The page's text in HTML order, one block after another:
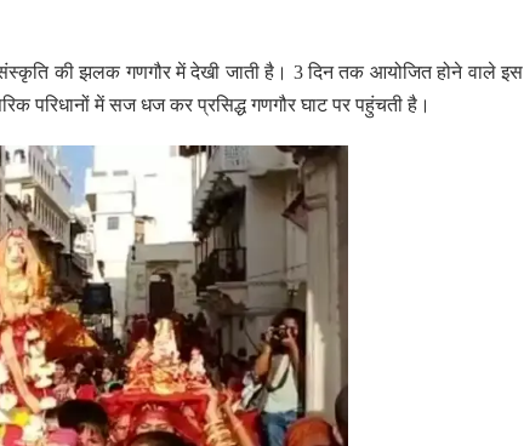
की झलक गणगौर में देखी जाती है। 3 दिन तक आयोजित होने वाले इस
परिधानों में सज धज कर प्रसिद्ध गणगौर घाट पर पहुंचती है।